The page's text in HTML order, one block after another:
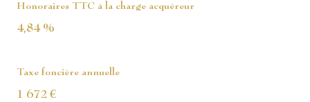
Honoraires TTC à la charge acquéreur
4,84 %
Taxe foncière annuelle
1 672 €